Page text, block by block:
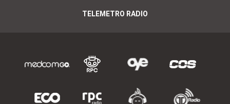
TELEMETRO RADIO